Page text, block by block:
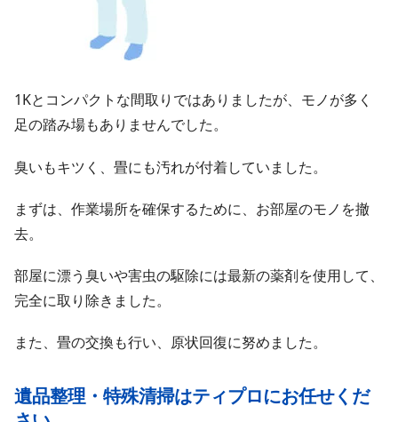
1Kとコンパクトな間取りではありましたが、モノが多く
足の踏み場もありませんでした。
臭いもキツく、畳にも汚れが付着していました。
まずは、作業場所を確保するために、お部屋のモノを撤
去。
部屋に漂う臭いや害虫の駆除には最新の薬剤を使用して、
完全に取り除きました。
また、畳の交換も行い、原状回復に努めました。
遺品整理・特殊清掃はティプロにお任せくだ